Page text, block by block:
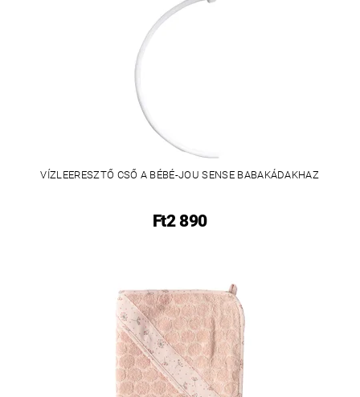
VÍZLEERESZTŐ CSŐ A BÉBÉ-JOU SENSE BABAKÁDAKHAZ
Ft2 890